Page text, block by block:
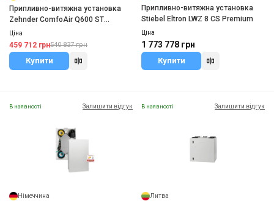
Припливно-витяжна установка
Zehnder ComfoAir Q600 ST
enthalpy
Ціна
459 712 грн540 837 грн
Купити
Припливно-витяжна установка
Stiebel Eltron LWZ 8 CS Premium
Ціна
1 773 778 грн
Купити
В наявності Залишити відгук
Німеччина
В наявності Залишити відгук
Литва